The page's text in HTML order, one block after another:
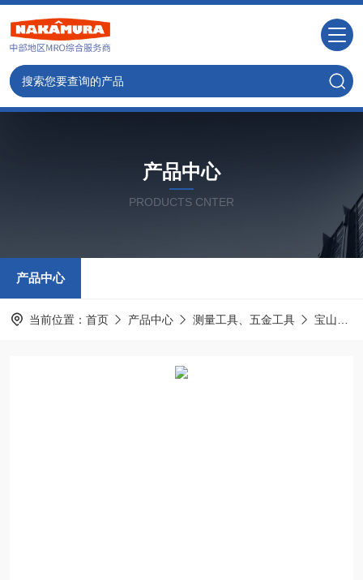
产品中心
PRODUCTS CNTER
产品中心
当前位置： 首页 产品中心 测量工具、五金工具 宝山HOZAN